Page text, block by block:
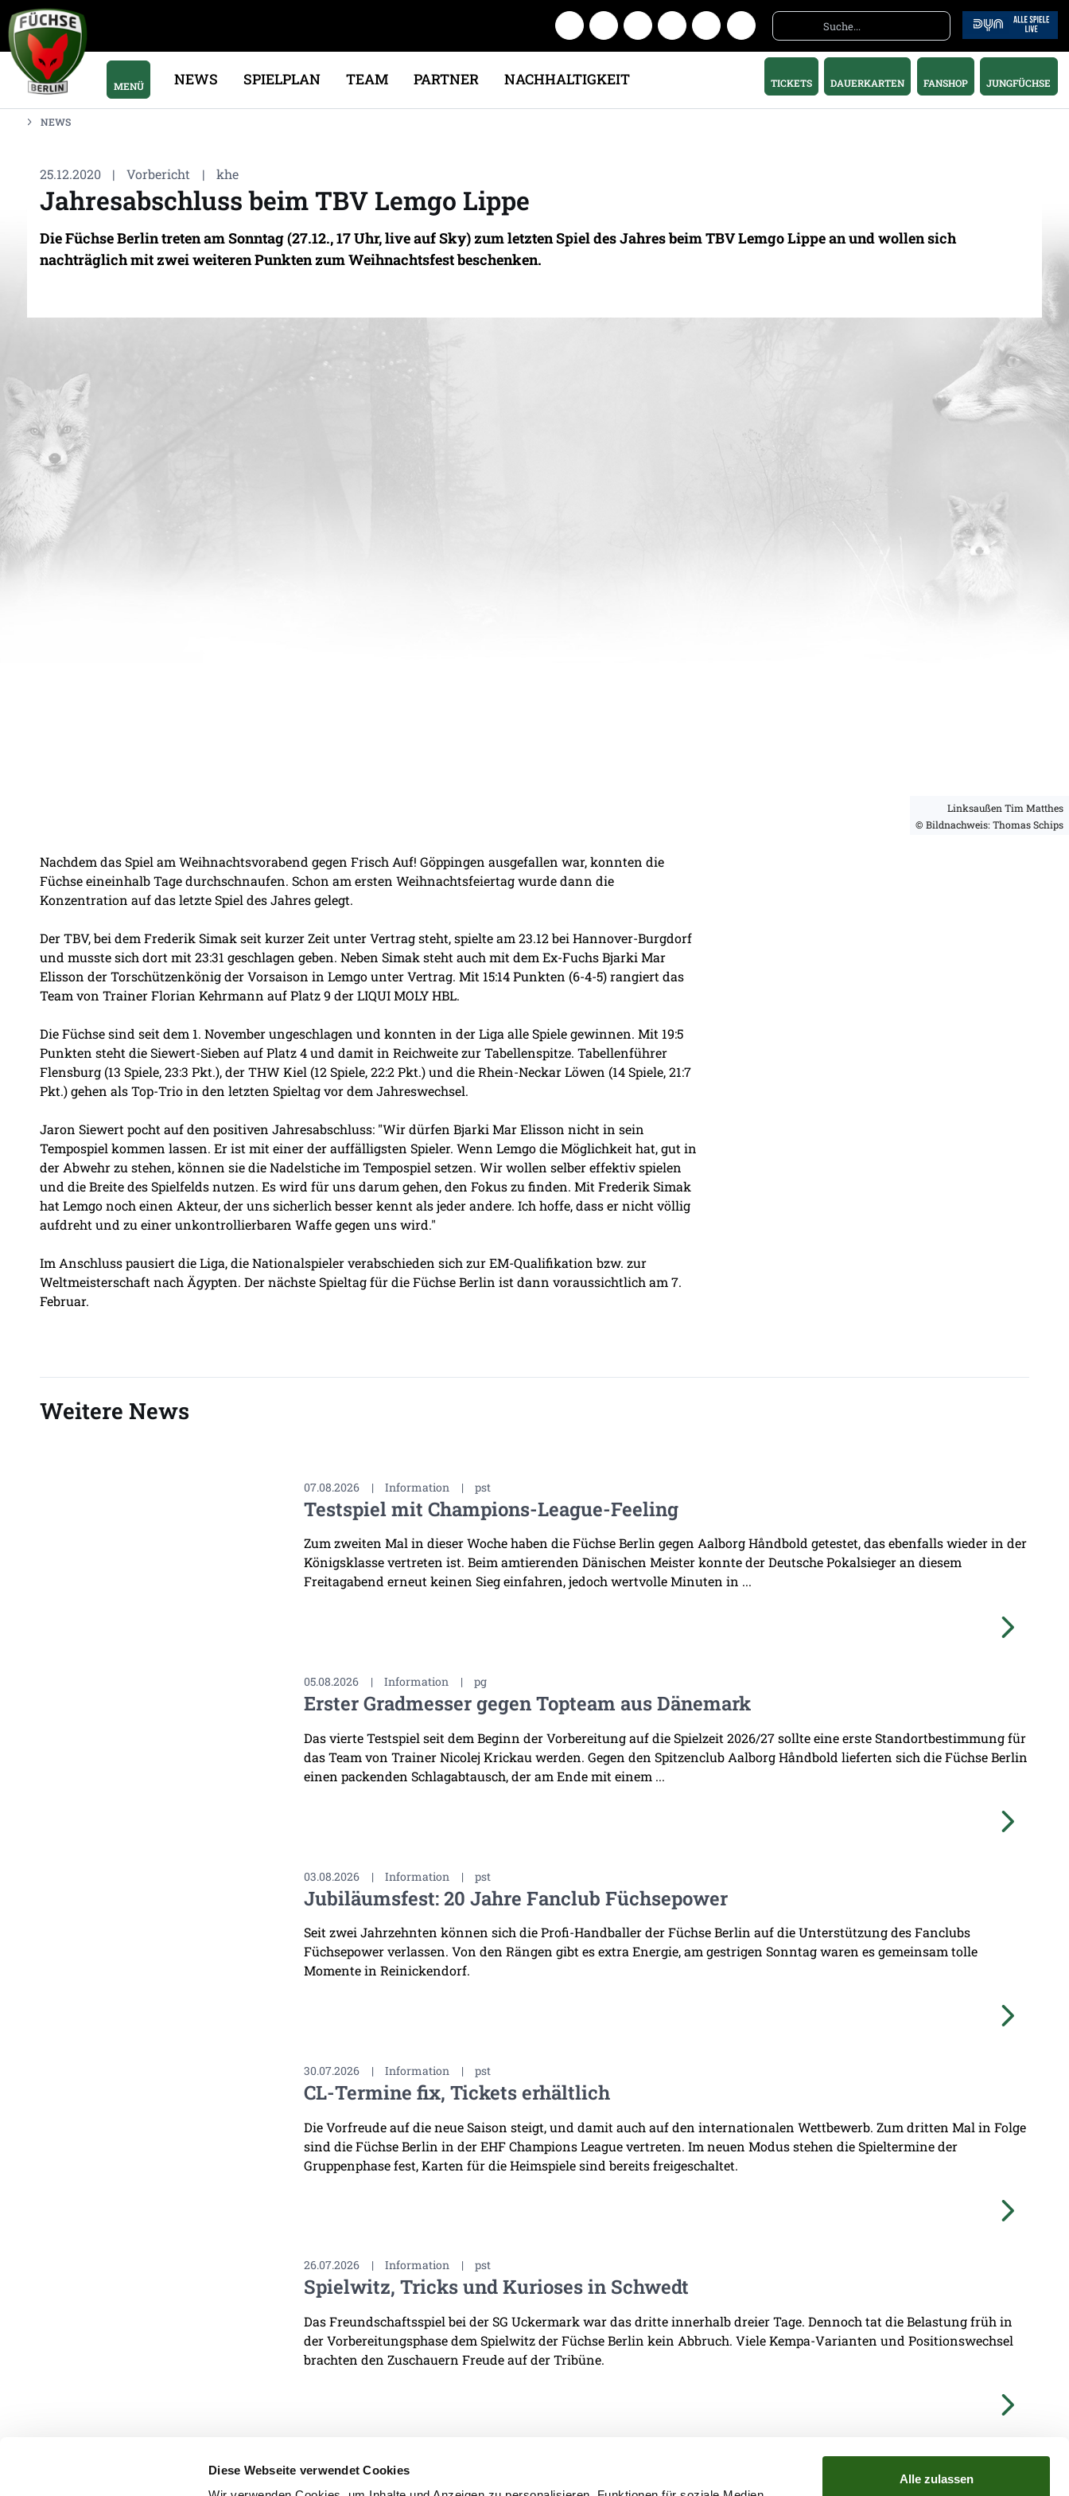
Diese Webseite verwendet Cookies
Alle zulassen
MENÜ NEWS SPIELPLAN TEAM PARTNER NACHHALTIGKEIT TICKETS DAUERKARTEN FANSHOP JUNGFÜCHSE
NEWS
25.12.2020 | Vorbericht | khe
Jahresabschluss beim TBV Lemgo Lippe
Die Füchse Berlin treten am Sonntag (27.12., 17 Uhr, live auf Sky) zum letzten Spiel des Jahres beim TBV Lemgo Lippe an und wollen sich
nachträglich mit zwei weiteren Punkten zum Weihnachtsfest beschenken.
Linksaußen Tim Matthes
© Bildnachweis: Thomas Schips
Nachdem das Spiel am Weihnachtsvorabend gegen Frisch Auf! Göppingen ausgefallen war, konnten die
Füchse eineinhalb Tage durchschnaufen. Schon am ersten Weihnachtsfeiertag wurde dann die
Konzentration auf das letzte Spiel des Jahres gelegt.
Der TBV, bei dem Frederik Simak seit kurzer Zeit unter Vertrag steht, spielte am 23.12 bei Hannover-Burgdorf
und musste sich dort mit 23:31 geschlagen geben. Neben Simak steht auch mit dem Ex-Fuchs Bjarki Mar
Elisson der Torschützenkönig der Vorsaison in Lemgo unter Vertrag. Mit 15:14 Punkten (6-4-5) rangiert das
Team von Trainer Florian Kehrmann auf Platz 9 der LIQUI MOLY HBL.
Die Füchse sind seit dem 1. November ungeschlagen und konnten in der Liga alle Spiele gewinnen. Mit 19:5
Punkten steht die Siewert-Sieben auf Platz 4 und damit in Reichweite zur Tabellenspitze. Tabellenführer
Flensburg (13 Spiele, 23:3 Pkt.), der THW Kiel (12 Spiele, 22:2 Pkt.) und die Rhein-Neckar Löwen (14 Spiele, 21:7
Pkt.) gehen als Top-Trio in den letzten Spieltag vor dem Jahreswechsel.
Jaron Siewert pocht auf den positiven Jahresabschluss: "Wir dürfen Bjarki Mar Elisson nicht in sein
Tempospiel kommen lassen. Er ist mit einer der auffälligsten Spieler. Wenn Lemgo die Möglichkeit hat, gut in
der Abwehr zu stehen, können sie die Nadelstiche im Tempospiel setzen. Wir wollen selber effektiv spielen
und die Breite des Spielfelds nutzen. Es wird für uns darum gehen, den Fokus zu finden. Mit Frederik Simak
hat Lemgo noch einen Akteur, der uns sicherlich besser kennt als jeder andere. Ich hoffe, dass er nicht völlig
aufdreht und zu einer unkontrollierbaren Waffe gegen uns wird."
Im Anschluss pausiert die Liga, die Nationalspieler verabschieden sich zur EM-Qualifikation bzw. zur
Weltmeisterschaft nach Ägypten. Der nächste Spieltag für die Füchse Berlin ist dann voraussichtlich am 7.
Februar.
Weitere News
07.08.2026 | Information | pst
Testspiel mit Champions-League-Feeling
Zum zweiten Mal in dieser Woche haben die Füchse Berlin gegen Aalborg Håndbold getestet, das ebenfalls wieder in der
Königsklasse vertreten ist. Beim amtierenden Dänischen Meister konnte der Deutsche Pokalsieger an diesem
Freitagabend erneut keinen Sieg einfahren, jedoch wertvolle Minuten in ...
05.08.2026 | Information | pg
Erster Gradmesser gegen Topteam aus Dänemark
Das vierte Testspiel seit dem Beginn der Vorbereitung auf die Spielzeit 2026/27 sollte eine erste Standortbestimmung für
das Team von Trainer Nicolej Krickau werden. Gegen den Spitzenclub Aalborg Håndbold lieferten sich die Füchse Berlin
einen packenden Schlagabtausch, der am Ende mit einem ...
03.08.2026 | Information | pst
Jubiläumsfest: 20 Jahre Fanclub Füchsepower
Seit zwei Jahrzehnten können sich die Profi-Handballer der Füchse Berlin auf die Unterstützung des Fanclubs
Füchsepower verlassen. Von den Rängen gibt es extra Energie, am gestrigen Sonntag waren es gemeinsam tolle
Momente in Reinickendorf.
30.07.2026 | Information | pst
CL-Termine fix, Tickets erhältlich
Die Vorfreude auf die neue Saison steigt, und damit auch auf den internationalen Wettbewerb. Zum dritten Mal in Folge
sind die Füchse Berlin in der EHF Champions League vertreten. Im neuen Modus stehen die Spieltermine der
Gruppenphase fest, Karten für die Heimspiele sind bereits freigeschaltet.
26.07.2026 | Information | pst
Spielwitz, Tricks und Kurioses in Schwedt
Das Freundschaftsspiel bei der SG Uckermark war das dritte innerhalb dreier Tage. Dennoch tat die Belastung früh in
der Vorbereitungsphase dem Spielwitz der Füchse Berlin kein Abbruch. Viele Kempa-Varianten und Positionswechsel
brachten den Zuschauern Freude auf der Tribüne.